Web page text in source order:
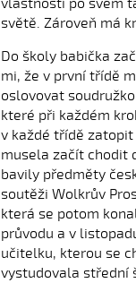
vlastností po svém
světě. Zároveň má
Do školy babička
mi, že v první třídě
oslovovat
které při každém
v každé třídě
musela začít chodit
bavily předměty
soutěži Wolkrův
která se potom
průvodu a v
učitelku, kterou se
vystudovala střední